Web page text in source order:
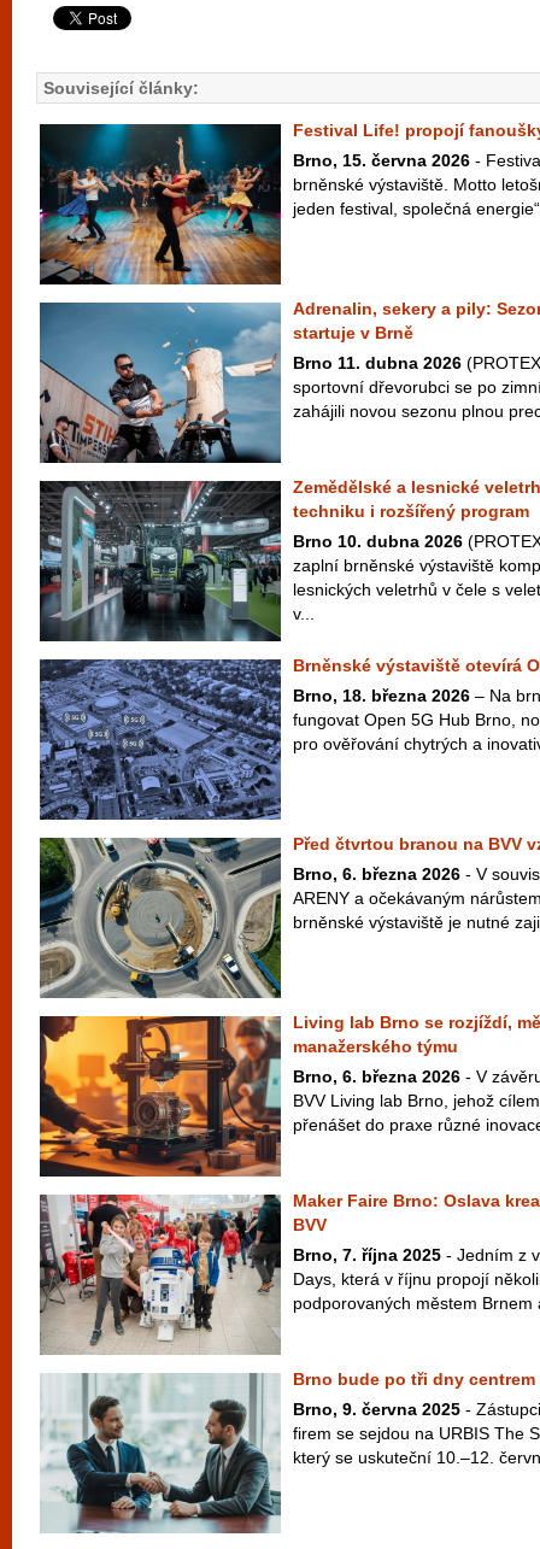
Související články:
Festival Life! propojí
Brno, 15. června 2026 -
brněnské výstaviště. Motto
jeden festival, společná
Adrenalin, sekery a pily:
startuje v Brně
Brno 11. dubna 2026
sportovní dřevorubci se po
zahájili novou sezonu plnou
Zemědělské a lesnické
techniku i rozšířený program
Brno 10. dubna 2026
zaplní brněnské výstaviště
lesnických veletrhů v čele s
v...
Brněnské výstaviště otevírá
Brno, 18. března 2026 – Na
fungovat Open 5G Hub Brno,
pro ověřování chytrých a
Před čtvrtou branou na BVV
Brno, 6. března 2026 - V
ARENY a očekávaným
brněnské výstaviště je nutné
Living lab Brno se rozjíždí,
manažerského týmu
Brno, 6. března 2026 - V
BVV Living lab Brno, jehož
přenášet do praxe různé
Maker Faire Brno: Oslava
BVV
Brno, 7. října 2025 - Jedním z
Days, která v říjnu propojí
podporovaných městem Brnem
Brno bude po tři dny
Brno, 9. června 2025 -
firem se sejdou na URBIS The
který se uskuteční 10.–12.